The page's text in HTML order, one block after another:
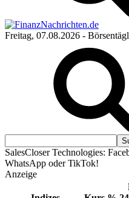
Freitag, 07.08.2026 -
SalesCloser Technologies:
WhatsApp oder TikTok!
Anzeige